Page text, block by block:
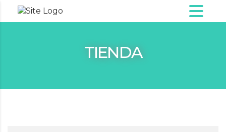
TIENDA